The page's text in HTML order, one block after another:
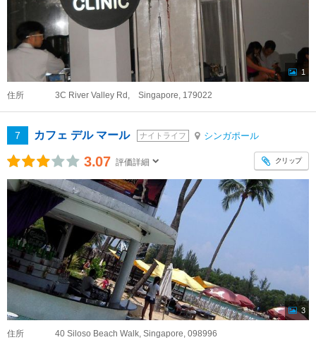
1
住所 3C River Valley Rd, Singapore, 179022
7 カフェ デル マール ナイトライフ シンガポール
3.07 評価詳細 クリップ
3
住所 40 Siloso Beach Walk, Singapore, 098996